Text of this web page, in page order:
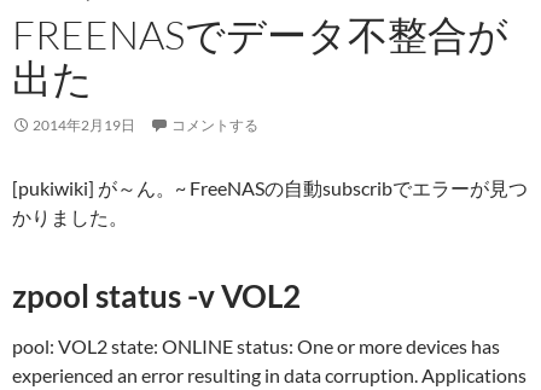
FREENASでデータ不整合が
出た
2014年2月19日 コメントする
[pukiwiki] が～ん。~ FreeNASの自動subscribでエラーが見つ
かりました。
zpool status -v VOL2
pool: VOL2 state: ONLINE status: One or more devices has
experienced an error resulting in data corruption. Applications